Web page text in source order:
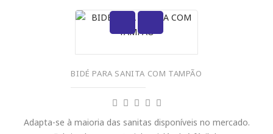
BIDÉ PARA SANITA COM TAMPÃO
Adapta-se à maioria das sanitas disponíveis no mercado.